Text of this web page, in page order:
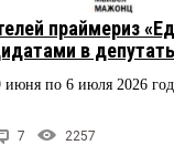
праймериз
в
июня по 6 июля 2026
7 2257